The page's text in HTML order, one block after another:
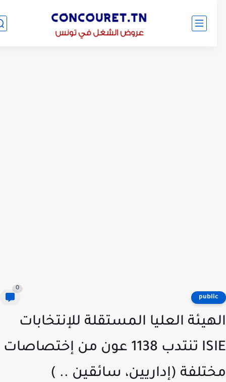
العليا المستقلة للإنتخابات
ISIE تنتدب 1138 عون من إختصاصات
(إداريين، سائقين .. )